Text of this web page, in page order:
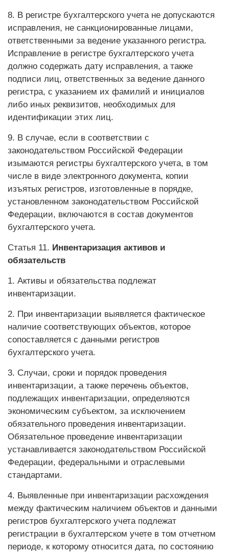
8. В регистре бухгалтерского учета не допускаются
исправления, не санкционированные лицами,
ответственными за ведение указанного регистра.
Исправление в регистре бухгалтерского учета
должно содержать дату исправления, а также
подписи лиц, ответственных за ведение данного
регистра, с указанием их фамилий и инициалов
либо иных реквизитов, необходимых для
идентификации этих лиц.
9. В случае, если в соответствии с
законодательством Российской Федерации
изымаются регистры бухгалтерского учета, в том
числе в виде электронного документа, копии
изъятых регистров, изготовленные в порядке,
установленном законодательством Российской
Федерации, включаются в состав документов
бухгалтерского учета.
Статья 11. Инвентаризация активов и
обязательств
1. Активы и обязательства подлежат
инвентаризации.
2. При инвентаризации выявляется фактическое
наличие соответствующих объектов, которое
сопоставляется с данными регистров
бухгалтерского учета.
3. Случаи, сроки и порядок проведения
инвентаризации, а также перечень объектов,
подлежащих инвентаризации, определяются
экономическим субъектом, за исключением
обязательного проведения инвентаризации.
Обязательное проведение инвентаризации
устанавливается законодательством Российской
Федерации, федеральными и отраслевыми
стандартами.
4. Выявленные при инвентаризации расхождения
между фактическим наличием объектов и данными
регистров бухгалтерского учета подлежат
регистрации в бухгалтерском учете в том отчетном
периоде, к которому относится дата, по состоянию